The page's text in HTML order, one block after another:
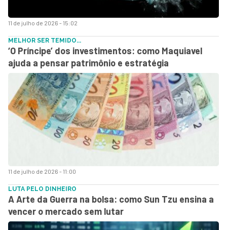
11 de julho de 2026 - 15:02
11 de julho de 2026 - 11:00
MELHOR SER TEMIDO...
‘O Príncipe’ dos investimentos: como Maquiavel
ajuda a pensar patrimônio e estratégia
LUTA PELO DINHEIRO
A Arte da Guerra na bolsa: como Sun Tzu ensina a
vencer o mercado sem lutar